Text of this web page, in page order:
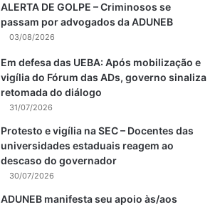
ALERTA DE GOLPE – Criminosos se
passam por advogados da ADUNEB
03/08/2026
Em defesa das UEBA: Após mobilização e
vigília do Fórum das ADs, governo sinaliza
retomada do diálogo
31/07/2026
Protesto e vigília na SEC – Docentes das
universidades estaduais reagem ao
descaso do governador
30/07/2026
ADUNEB manifesta seu apoio às/aos